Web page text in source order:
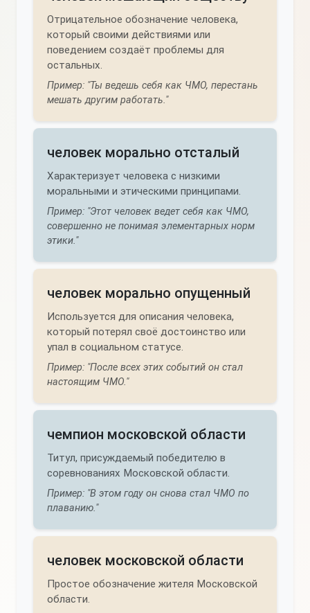
Отрицательное обозначение человека,
который своими действиями или
поведением создаёт проблемы для
остальных.
Пример: "Ты ведешь себя как ЧМО, перестань
мешать другим работать."
человек морально отсталый
Характеризует человека с низкими
моральными и этическими принципами.
Пример: "Этот человек ведет себя как ЧМО,
совершенно не понимая элементарных норм
этики."
человек морально опущенный
Используется для описания человека,
который потерял своё достоинство или
упал в социальном статусе.
Пример: "После всех этих событий он стал
настоящим ЧМО."
чемпион московской области
Титул, присуждаемый победителю в
соревнованиях Московской области.
Пример: "В этом году он снова стал ЧМО по
плаванию."
человек московской области
Простое обозначение жителя Московской
области.